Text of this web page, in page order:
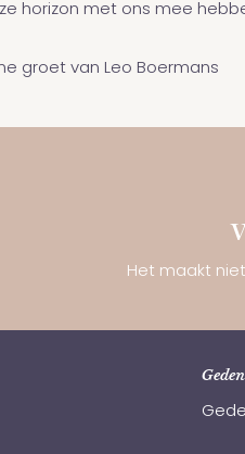
horizon met ons mee
groet van Leo Boermans
Het maakt